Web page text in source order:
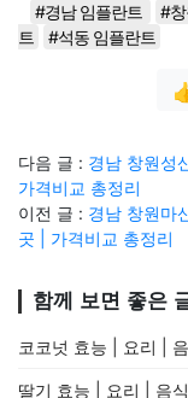
#경남 임플란트 #창
트
#석동 임플란트
다음 글 : 경남 창원성
가격비교 총정리
이전 글 : 경남 창원마
곳 | 가격비교 총정리
함께 보면 좋은
코코넛 효능 | 요리 |
딸기 효능 | 요리 | 음